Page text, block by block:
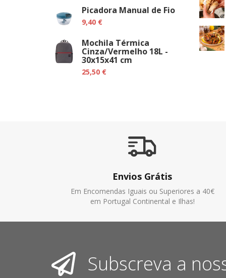
Picadora Manual de Fio
9,40 €
Mochila Térmica
Cinza/Vermelho 18L -
30x15x41 cm
25,50 €
Envios Grátis
Em Encomendas Iguais ou Superiores a 40€
em Portugal Continental e Ilhas!
Subscreva a